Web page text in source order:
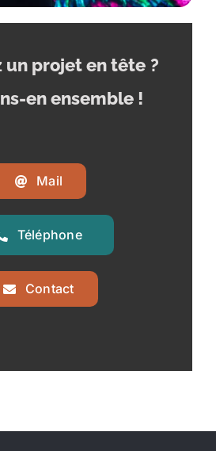
un projet en tête ?
en ensemble !
Mail
Téléphone
Contact